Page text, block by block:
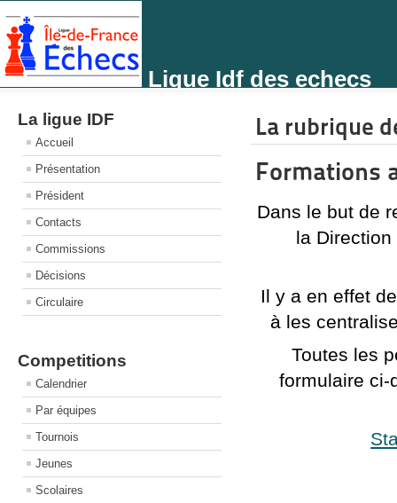
Ligue Idf des echecs
La ligue IDF
Accueil
Présentation
Président
Contacts
Commissions
Décisions
Circulaire
Competitions
Calendrier
Par équipes
Tournois
Jeunes
Scolaires
La rubrique
Formations
Dans le but de
la
Il y a en effet
à les
Toutes les
formulaire ci-